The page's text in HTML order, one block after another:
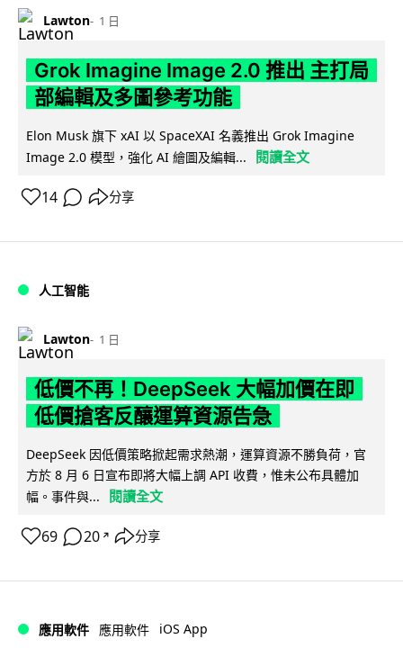
Lawton 1 日
Grok Imagine Image 2.0 推出 主打局
部編輯及多圖參考功能
Elon Musk 旗下 xAI 以 SpaceXAI 名義推出 Grok Imagine
Image 2.0 模型，強化 AI 繪圖及編輯...
閱讀全文
14 分享
人工智能
Lawton 1 日
低價不再！DeepSeek 大幅加價在即
低價搶客反釀運算資源告急
DeepSeek 因低價策略掀起需求熱潮，運算資源不勝負荷，官
方於 8 月 6 日宣布即將大幅上調 API 收費，惟未公布具體加
幅。事件與...
閱讀全文
69 20 ↗ 分享
應用軟件 應用軟件 iOS App